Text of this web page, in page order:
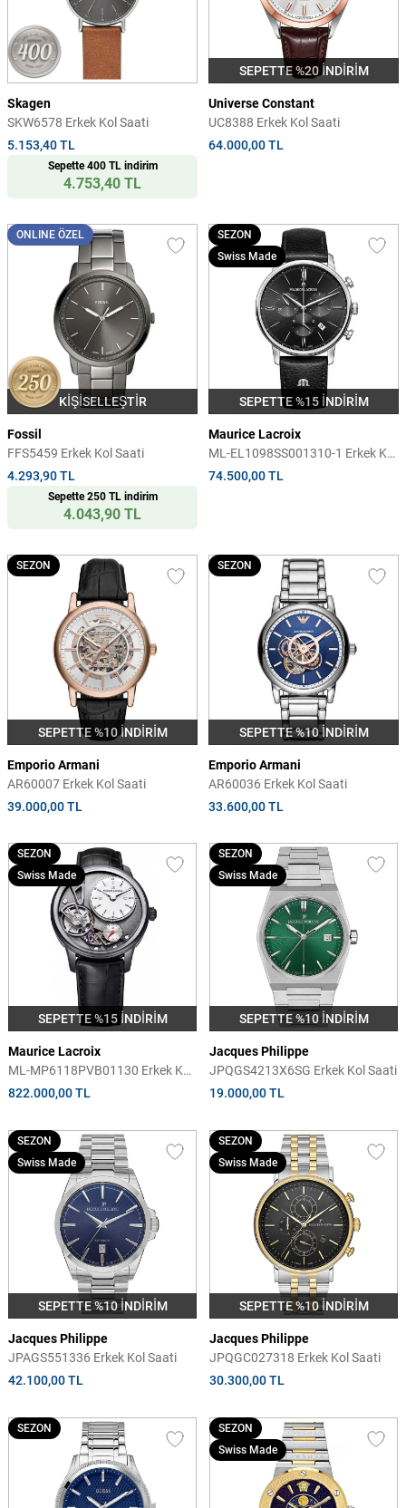
Skagen
SKW6578 Erkek Kol Saati
5.153,40 TL
Sepette 400 TL indirim
4.753,40 TL
SEPETTE %20 İNDİRİM
Universe Constant
UC8388 Erkek Kol Saati
64.000,00 TL
KİŞİSELLEŞTİR
ONLINE ÖZEL
Fossil
FFS5459 Erkek Kol Saati
4.293,90 TL
Sepette 250 TL indirim
4.043,90 TL
SEPETTE %15 İNDİRİM
SEZON
Swiss Made
Maurice Lacroix
ML-EL1098SS001310-1 Erkek Kol
Saati
74.500,00 TL
SEPETTE %10 İNDİRİM
SEZON
Emporio Armani
AR60007 Erkek Kol Saati
39.000,00 TL
SEPETTE %10 İNDİRİM
SEZON
Emporio Armani
AR60036 Erkek Kol Saati
33.600,00 TL
SEPETTE %15 İNDİRİM
SEZON
Swiss Made
Maurice Lacroix
ML-MP6118PVB01130 Erkek Kol
Saati
822.000,00 TL
SEPETTE %10 İNDİRİM
SEZON
Swiss Made
Jacques Philippe
JPQGS4213X6SG Erkek Kol Saati
19.000,00 TL
SEPETTE %10 İNDİRİM
SEZON
Swiss Made
Jacques Philippe
JPAGS551336 Erkek Kol Saati
42.100,00 TL
SEPETTE %10 İNDİRİM
SEZON
Swiss Made
Jacques Philippe
JPQGC027318 Erkek Kol Saati
30.300,00 TL
SEZON
SEZON
Swiss Made